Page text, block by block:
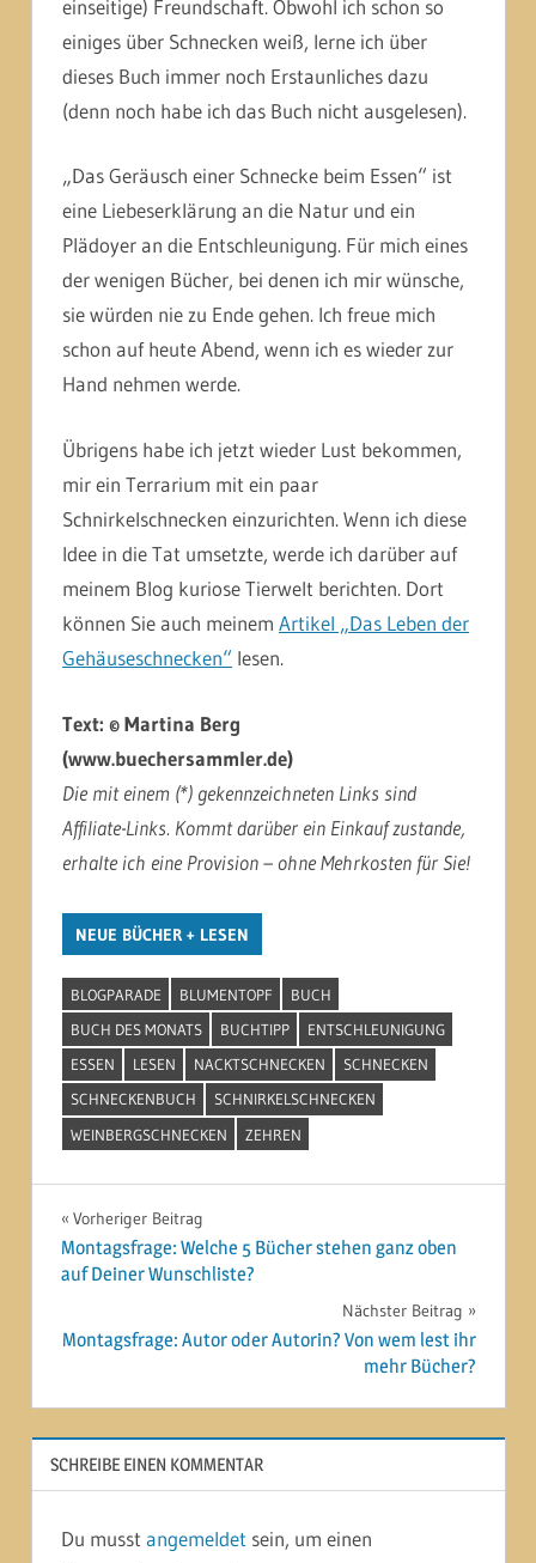
einseitige) Freundschaft. Obwohl ich schon so
einiges über Schnecken weiß, lerne ich über
dieses Buch immer noch Erstaunliches dazu
(denn noch habe ich das Buch nicht ausgelesen).
„Das Geräusch einer Schnecke beim Essen“ ist
eine Liebeserklärung an die Natur und ein
Plädoyer an die Entschleunigung. Für mich eines
der wenigen Bücher, bei denen ich mir wünsche,
sie würden nie zu Ende gehen. Ich freue mich
schon auf heute Abend, wenn ich es wieder zur
Hand nehmen werde.
Übrigens habe ich jetzt wieder Lust bekommen,
mir ein Terrarium mit ein paar
Schnirkelschnecken einzurichten. Wenn ich diese
Idee in die Tat umsetzte, werde ich darüber auf
meinem Blog kuriose Tierwelt berichten. Dort
können Sie auch meinem Artikel „Das Leben der
Gehäuseschnecken“ lesen.
Text: © Martina Berg
(www.buechersammler.de)
Die mit einem (*) gekennzeichneten Links sind
Affiliate-Links. Kommt darüber ein Einkauf zustande,
erhalte ich eine Provision – ohne Mehrkosten für Sie!
NEUE BÜCHER + LESEN
BLOGPARADE BLUMENTOPF
BUCH
BUCH DES MONATS
BUCHTIPP
ENTSCHLEUNIGUNG
ESSEN
LESEN NACKTSCHNECKEN
SCHNECKEN
SCHNECKENBUCH
SCHNIRKELSCHNECKEN
WEINBERGSCHNECKEN
ZEHREN
Beitragsnavigation
Vorheriger Beitrag
Montagsfrage: Welche 5 Bücher stehen ganz oben
auf Deiner Wunschliste?
Nächster Beitrag
Montagsfrage: Autor oder Autorin? Von wem lest ihr
mehr Bücher?
SCHREIBE EINEN KOMMENTAR
Du musst angemeldetsein, um einen